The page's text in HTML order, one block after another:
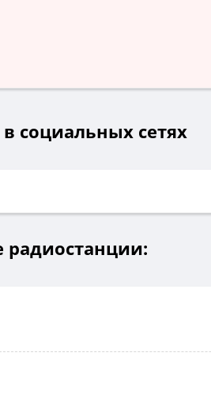
социальных сетях
радиостанции: